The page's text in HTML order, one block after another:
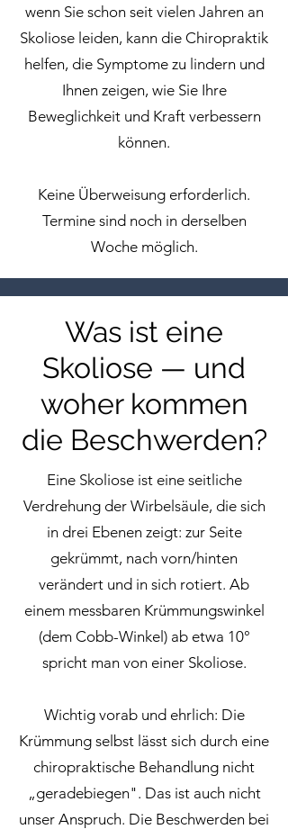
wenn Sie schon seit vielen Jahren an
Skoliose leiden, kann die Chiropraktik
helfen, die Symptome zu lindern und
Ihnen zeigen, wie Sie Ihre
Beweglichkeit und Kraft verbessern
können.
Keine Überweisung erforderlich.
Termine sind noch in derselben
Woche möglich.
Was ist eine
Skoliose — und
woher kommen
die Beschwerden?
Eine Skoliose ist eine seitliche
Verdrehung der Wirbelsäule, die sich
in drei Ebenen zeigt: zur Seite
gekrümmt, nach vorn/hinten
verändert und in sich rotiert. Ab
einem messbaren Krümmungswinkel
(dem Cobb-Winkel) ab etwa 10°
spricht man von einer Skoliose.
Wichtig vorab und ehrlich: Die
Krümmung selbst lässt sich durch eine
chiropraktische Behandlung nicht
„geradebiegen". Das ist auch nicht
unser Anspruch. Die Beschwerden bei